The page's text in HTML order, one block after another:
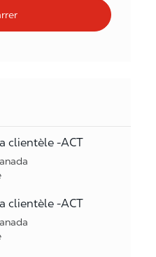
clientèle -ACT
clientèle -ACT